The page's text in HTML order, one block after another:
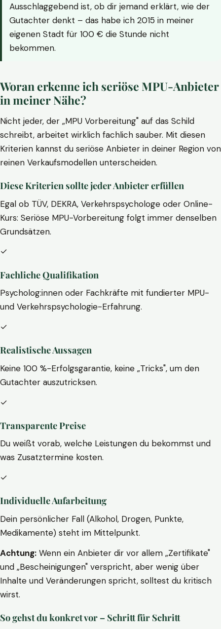
Ausschlaggebend ist, ob dir jemand erklärt, wie der
Gutachter denkt – das habe ich 2015 in meiner
eigenen Stadt für 100 € die Stunde nicht
bekommen.
Woran erkenne ich seriöse MPU-Anbieter
in meiner Nähe?
Nicht jeder, der „MPU Vorbereitung" auf das Schild
schreibt, arbeitet wirklich fachlich sauber. Mit diesen
Kriterien kannst du seriöse Anbieter in deiner Region von
reinen Verkaufsmodellen unterscheiden.
Diese Kriterien sollte jeder Anbieter erfüllen
Egal ob TÜV, DEKRA, Verkehrspsychologe oder Online-
Kurs: Seriöse MPU-Vorbereitung folgt immer denselben
Grundsätzen.
✓
Fachliche Qualifikation
Psycholog:innen oder Fachkräfte mit fundierter MPU-
und Verkehrspsychologie-Erfahrung.
✓
Realistische Aussagen
Keine 100 %-Erfolgsgarantie, keine „Tricks", um den
Gutachter auszutricksen.
✓
Transparente Preise
Du weißt vorab, welche Leistungen du bekommst und
was Zusatztermine kosten.
✓
Individuelle Aufarbeitung
Dein persönlicher Fall (Alkohol, Drogen, Punkte,
Medikamente) steht im Mittelpunkt.
Achtung: Wenn ein Anbieter dir vor allem „Zertifikate"
und „Bescheinigungen" verspricht, aber wenig über
Inhalte und Veränderungen spricht, solltest du kritisch
wirst.
So gehst du konkret vor – Schritt für Schritt